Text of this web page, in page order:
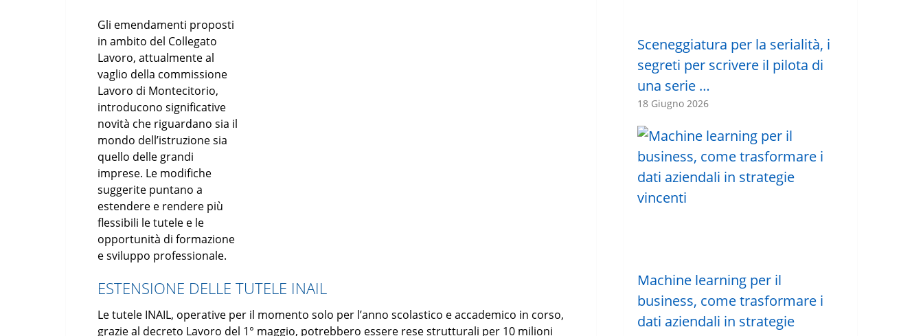
Gli emendamenti proposti
in ambito del Collegato
Lavoro, attualmente al
vaglio della commissione
Lavoro di Montecitorio,
introducono significative
novità che riguardano sia il
mondo dell’istruzione sia
quello delle grandi
imprese. Le modifiche
suggerite puntano a
estendere e rendere più
flessibili le tutele e le
opportunità di formazione
e sviluppo professionale.
ESTENSIONE DELLE TUTELE INAIL
Le tutele INAIL, operative per il momento solo per l’anno scolastico e accademico in corso,
grazie al decreto Lavoro del 1° maggio, potrebbero essere rese strutturali per 10 milioni
Sceneggiatura per la serialità, i
segreti per scrivere il pilota di
una serie …
18 Giugno 2026
Machine learning per il
business, come trasformare i
dati aziendali in strategie